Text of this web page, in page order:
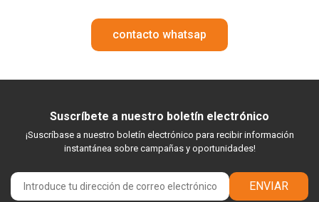
contacto whatsap
Suscríbete a nuestro boletín electrónico
¡Suscríbase a nuestro boletín electrónico para recibir información
instantánea sobre campañas y oportunidades!
ENVIAR